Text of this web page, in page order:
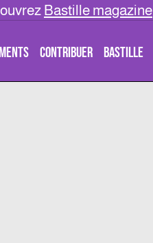
Bastille magazine
CONTRIBUER BASTILLE